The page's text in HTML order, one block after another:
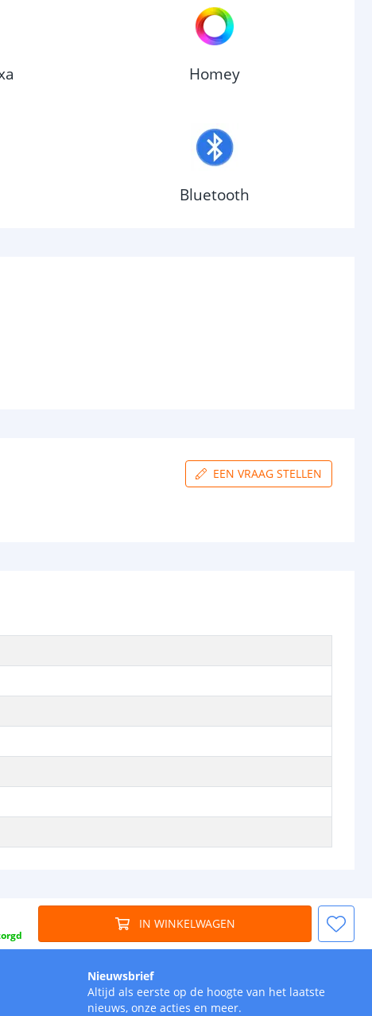
Homey
Bluetooth
EEN VRAAG STELLEN
IN WINKELWAGEN
Nieuwsbrief
Altijd als eerste op de hoogte van het laatste
nieuws, onze acties en meer.